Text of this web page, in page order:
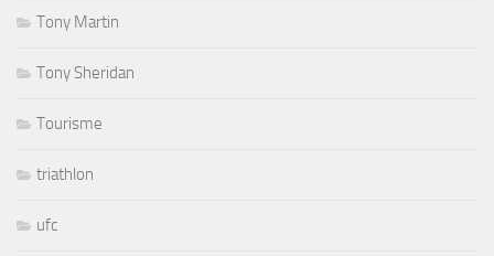
Tony Martin
Tony Sheridan
Tourisme
triathlon
ufc